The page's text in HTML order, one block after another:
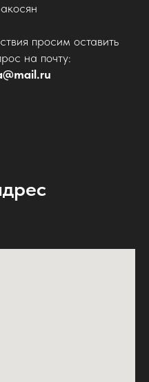
просим оставить
на почту: